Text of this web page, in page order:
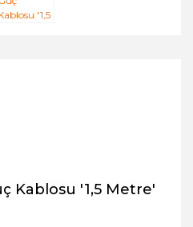
Kablosu '1,5 Metre'